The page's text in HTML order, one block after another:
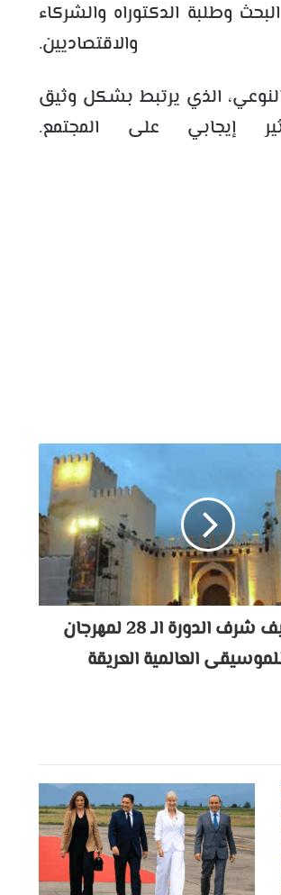
وطلبة الدكتوراه والشركاء
النوعي، الذي يرتبط بشكل وثيق
إيجابي على المجتمع.
إيطاليا ضيف شرف الدورة الـ 28 لمهرجان
العالمية العريقة